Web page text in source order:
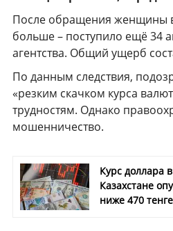
После обращения женщины
больше – поступило ещё 34
агентства. Общий ущерб
По данным следствия,
«резким скачком курса
трудностям. Однако
мошенничество.
Курс доллара в
Казахстане
ниже 470 тенге